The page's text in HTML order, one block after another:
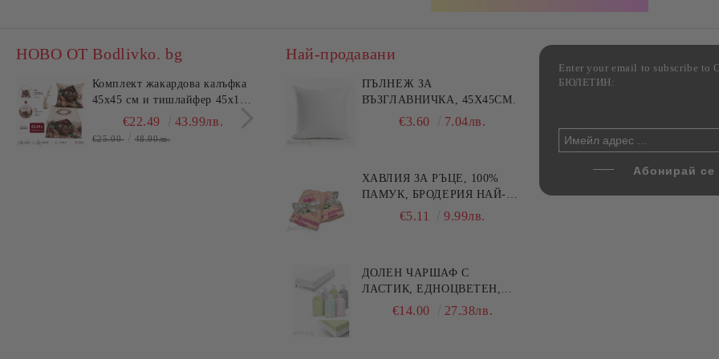
НОВО ОТ Bodlivko. bg
Комплект жакардова калъфка
45x45 см и тишлайфер 45x140
см – Къща с цветя
€22.49 43.99лв.
€25.00 48.90лв.
Комплект 2 стъклени тави за
печене от йенско стъкло,
Danny Home, 1.6 л и 3 л
€17.80 34.81лв.
Комплект 3 стъклени кутии
Най-продавани
ПЪЛНЕЖ ЗА
ВЪЗГЛАВНИЧКА, 45X45СМ.
€3.60 7.04лв.
ХАВЛИЯ ЗА РЪЦЕ, 100%
ПАМУК, БРОДЕРИЯ НАЙ-
ДОБАРАТА МАЙКА/БАБА ,
€5.11 9.99лв.
ДОЛЕН ЧАРШАФ С
ЛАСТИК, ЕДНОЦВЕТЕН,
100% ПАМУК, РАЗЛИЧНИ
€14.00 27.38лв.
Enter your email to subscribe
БЮЛЕТИН: